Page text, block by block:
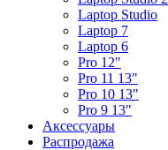
Laptop Studio
Laptop 7
Laptop 6
Pro 12"
Pro 11 13"
Pro 10 13"
Pro 9 13"
Аксессуары
Распродажа